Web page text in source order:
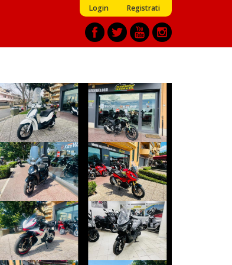
Login Registrati
PIAGGIO LIBERTY
€ 2.350 €
HONDA CB-500
€ 5.290 €
PEUGEOT TWEET
€ 2.390 €
HONDA X-ADV
€ 8.690 €
ZONTES ZT703-
RR
€ 7.190 €
SYM JOYRIDE
€ 4.290 €